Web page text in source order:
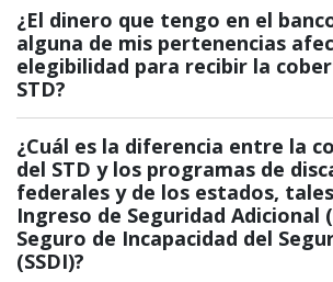
¿El dinero que tengo en el
alguna de mis pertenencias
elegibilidad para recibir la
STD?
¿Cuál es la diferencia entre la
del STD y los programas de
federales y de los estados,
Ingreso de Seguridad Adicional
Seguro de Incapacidad del
(SSDI)?